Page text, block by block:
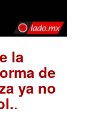
la
de
ya no
.